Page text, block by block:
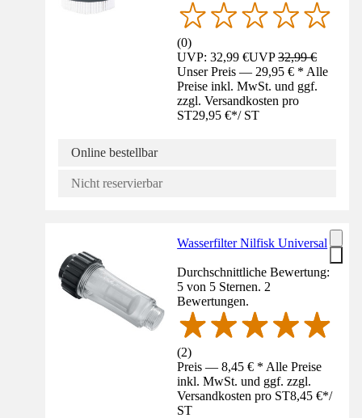
(0)
UVP: 32,99 €UVP32,99 €
Unser Preis — 29,95 € * Alle
Preise inkl. MwSt. und ggf.
zzgl. Versandkosten pro
ST29,95 €*/ ST
Online bestellbar
Nicht reservierbar
Wasserfilter Nilfisk Universal
Durchschnittliche Bewertung:
5 von 5 Sternen. 2
Bewertungen.
(2)
Preis — 8,45 € * Alle Preise
inkl. MwSt. und ggf. zzgl.
Versandkosten pro ST8,45 €*/
ST